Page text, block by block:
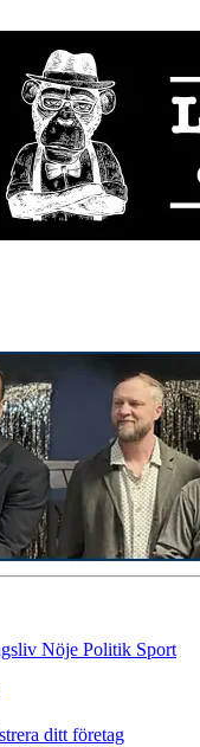
Nöje Politik Sport
ditt företag